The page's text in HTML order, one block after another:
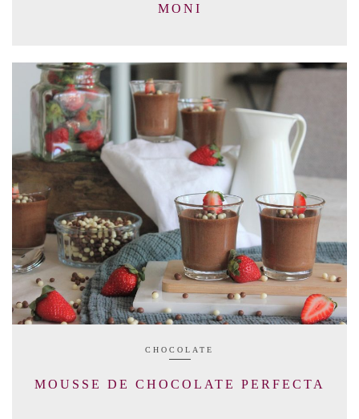
MONI
CHOCOLATE
MOUSSE DE CHOCOLATE PERFECTA